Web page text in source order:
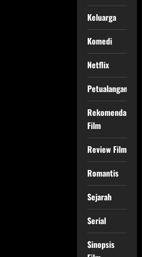
Keluarga
Komedi
Netflix
Petualangan
Rekomendasi
Film
Review Film
Romantis
Sejarah
Serial
Sinopsis